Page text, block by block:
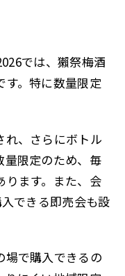
では、獺祭梅酒
す。特に数量限定
れ、さらにボトル
量限定のため、毎
ります。また、会
できる即売会も設
場で購入できるの